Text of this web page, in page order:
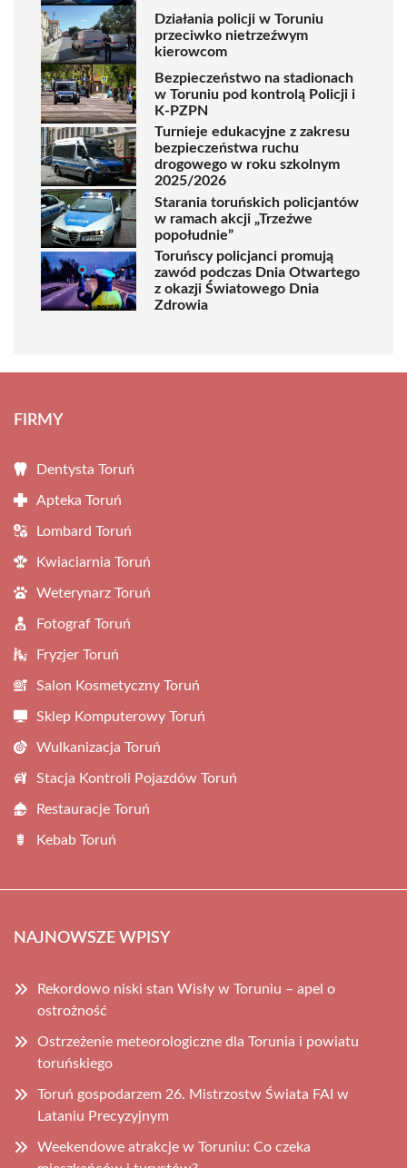
Działania policji w Toruniu
przeciwko nietrzeźwym
kierowcom
Bezpieczeństwo na stadionach
w Toruniu pod kontrolą Policji i
K-PZPN
Turnieje edukacyjne z zakresu
bezpieczeństwa ruchu
drogowego w roku szkolnym
2025/2026
Starania toruńskich policjantów
w ramach akcji „Trzeźwe
popołudnie”
Toruńscy policjanci promują
zawód podczas Dnia Otwartego
z okazji Światowego Dnia
Zdrowia
FIRMY
Dentysta Toruń
Apteka Toruń
Lombard Toruń
Kwiaciarnia Toruń
Weterynarz Toruń
Fotograf Toruń
Fryzjer Toruń
Salon Kosmetyczny Toruń
Sklep Komputerowy Toruń
Wulkanizacja Toruń
Stacja Kontroli Pojazdów Toruń
Restauracje Toruń
Kebab Toruń
NAJNOWSZE WPISY
Rekordowo niski stan Wisły w Toruniu – apel o
ostrożność
Ostrzeżenie meteorologiczne dla Torunia i powiatu
toruńskiego
Toruń gospodarzem 26. Mistrzostw Świata FAI w
Lataniu Precyzyjnym
Weekendowe atrakcje w Toruniu: Co czeka